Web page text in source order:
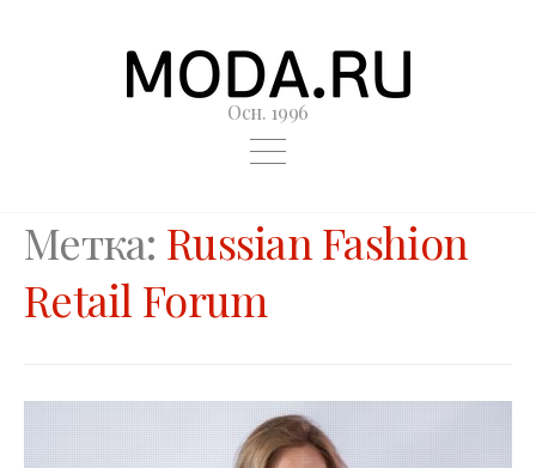
Осн. 1996
Метка: Russian Fashion
Retail Forum